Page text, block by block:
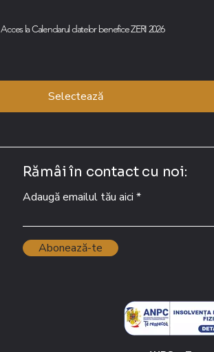
Selectează
Acces la Calendarul datelor benefice ZERI 2026
Rămâi în contact cu noi:
Adaugă emailul tău aici
Abonează-te